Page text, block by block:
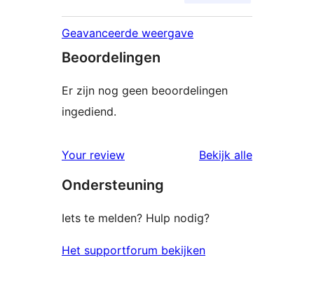
Geavanceerde weergave
Beoordelingen
Er zijn nog geen beoordelingen
ingediend.
Your review
Bekijk alle
Ondersteuning
Iets te melden? Hulp nodig?
Het supportforum bekijken